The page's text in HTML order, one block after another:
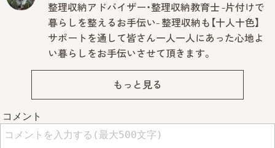
⁡整理収納アドバイザー・整理収納教育士 -片付けで
暮らしを整えるお手伝い- 整理収納も【十人十色】
サポートを通して皆さん一人一人にあった心地よ
い暮らしをお手伝いさせて頂きます。
もっと見る